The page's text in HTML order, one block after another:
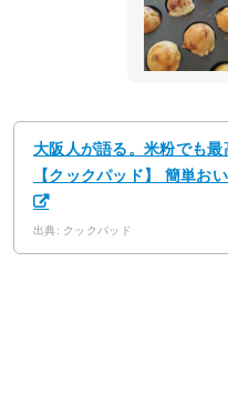
大阪人が語る。米粉でも
【クックパッド】 簡単お
出典: クックパッド